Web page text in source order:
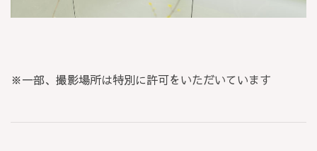
※一部、撮影場所は特別に許可をいただいています